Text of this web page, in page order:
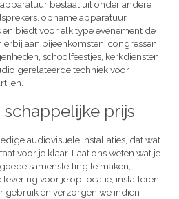
bestaat uit onder andere
opname apparatuur,
biedt voor elk type evenement de
aan bijeenkomsten, congressen,
schoolfeestjes, kerkdiensten,
gerelateerde techniek voor
prijs
audiovisuele installaties, dat wat
voor je klaar. Laat ons weten wat je
samenstelling te maken,
voor je op locatie, installeren
gebruik en verzorgen we indien